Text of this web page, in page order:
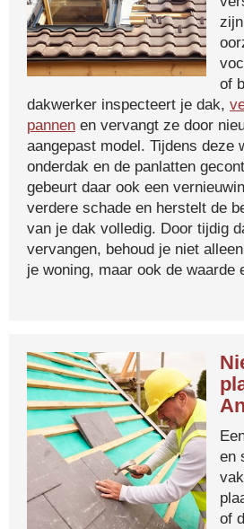
of
dakwerker inspecteert je dak,
pannen en vervangt ze door
aangepast model. Tijdens deze
onderdak en de panlatten
gebeurt daar ook een
verdere schade en herstelt de
van je dak volledig. Door tijdig
vervangen, behoud je niet
je woning, maar ook de waarde
en
of